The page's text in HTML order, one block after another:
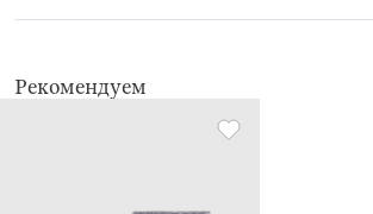
Рекомендации по уходу указаны на бирке изделия.
Рекомендуем